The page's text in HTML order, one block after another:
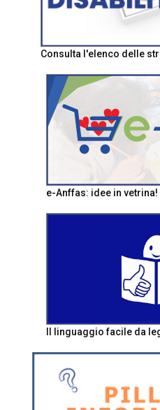
Consulta l'elenco delle
e-Anffas: idee in vetrina!
Il linguaggio facile da